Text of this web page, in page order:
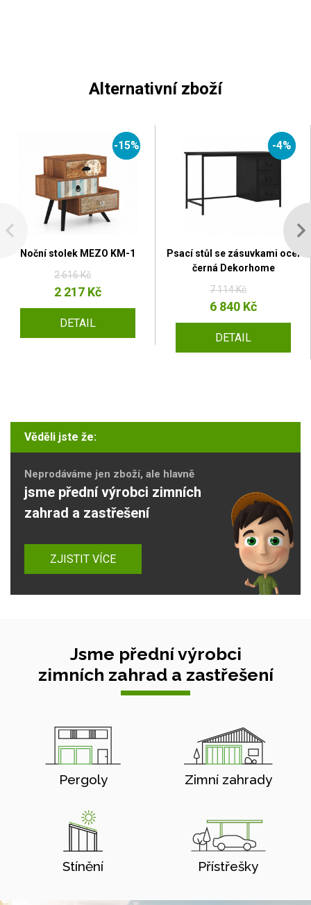
Alternativní zboží
-15%
Noční stolek MEZO KM-1
2 616 Kč
2 217 Kč
DETAIL
-4%
Psací stůl se zásuvkami ocel
černá Dekorhome
7 114 Kč
6 840 Kč
DETAIL
Věděli jste že:
Neprodáváme jen zboží, ale hlavně
jsme přední výrobci zimních
zahrad a zastřešení
ZJISTIT VÍCE
Jsme přední výrobci
zimních zahrad a zastřešení
Pergoly Zimní zahrady
Stínění Přístřešky